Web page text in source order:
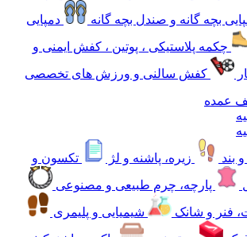
بچه گانه و صندل بچه گانه
دمپایی
چکمه پلاستیکی ، پوتین ، کفش ایمنی و
کفش سالنی و ورزش های تخصصی
عمده
بند
زیره، پاشنه و لژ
تکسون و
پارچه، چرم طبیعی و مصنوعی
فنر و شانک
شیمیایی و پلیمری